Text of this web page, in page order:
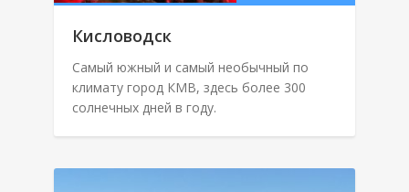
Кисловодск
Самый южный и самый необычный по
климату город КМВ, здесь более 300
солнечных дней в году.